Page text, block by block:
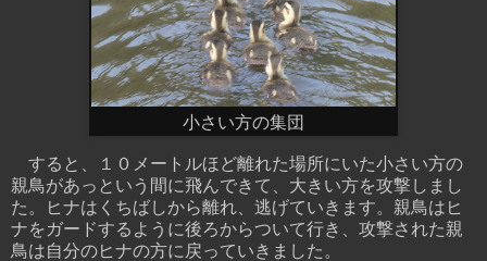
小さい方の集団
すると、１０メートルほど離れた場所にいた小さい方の
親鳥があっという間に飛んできて、大きい方を攻撃しまし
た。ヒナはくちばしから離れ、逃げていきます。親鳥はヒ
ナをガードするように後ろからついて行き、攻撃された親
鳥は自分のヒナの方に戻っていきました。